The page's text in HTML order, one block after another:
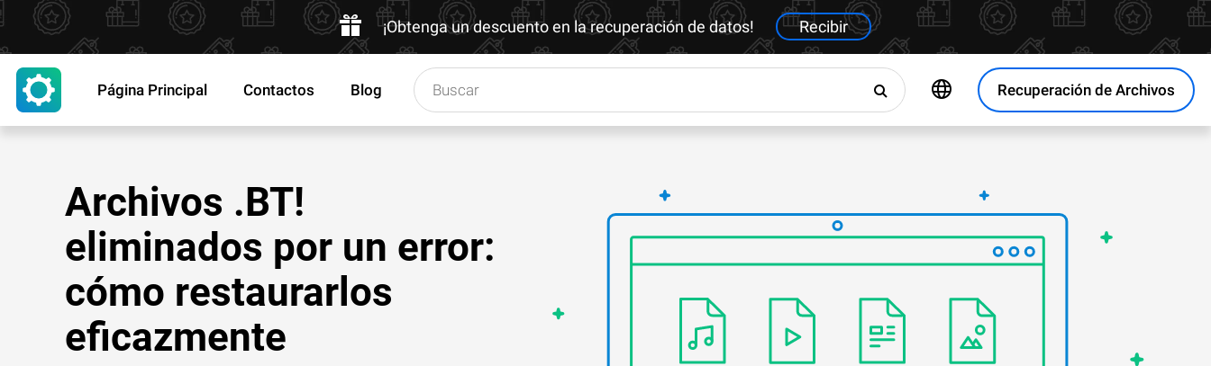
¡Obtenga un descuento en la recuperación de datos! Recibir
Recuperación de Archivos
Página Principal Contactos Blog
Archivos .BT!
eliminados por un error:
cómo restaurarlos
eficazmente